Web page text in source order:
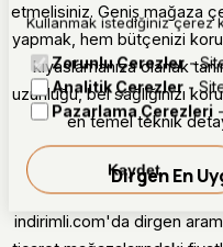
etmelisiniz. Geniş mağaza
yapmak, hem bütçenizi
kıyaslamanıza olanak
uzunluğu, bel sağlığınızı
en temel teknik
Dirgen En
indirimli.com'da dirgen
Kullanmak istediğiniz çerez
Zorunlu Çerezler-
Analitik Çerezler -
Pazarlama Çerezleri
Kaydet